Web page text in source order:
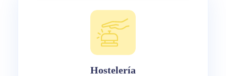
Hostelería